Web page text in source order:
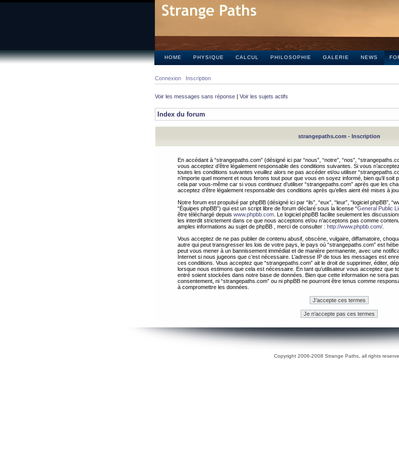
HOME PHYSIQUE CALCUL PHILOSOPHIE GALERIE NEWS
Connexion Inscription
Voir les messages sans réponse | Voir les sujets actifs
Index du forum
strangepaths.com - Inscription
En accédant à “strangepaths.com” (désigné ici par “nous”, “notre”, “nos”,
vous acceptez d’être légalement responsable des conditions suivantes. Si vous
toutes les conditions suivantes veuillez alors ne pas accéder et/ou utiliser
n’importe quel moment et nous ferons tout pour que vous en soyez informé, bien qu’il
cela par vous-même car si vous continuez d’utiliser “strangepaths.com” après que les
acceptez d’être légalement responsable des conditions après qu’elles aient été mises à
Notre forum est propulsé par phpBB (désigné ici par “ils”, “eux”, “leur”, “logiciel phpBB”,
“Équipes phpBB”) qui est un script libre de forum déclaré sous la license “General Public
être téléchargé depuis www.phpbb.com . Le logiciel phpBB facilite seulement les
les interdit strictement dans ce que nous acceptons et/ou n’acceptons pas comme
amples informations au sujet de phpBB , merci de consulter : http://www.phpbb.com/
Vous acceptez de ne pas publier de contenu abusif, obscène, vulgaire, diffamatoire,
autre qui peut transgresser les lois de votre pays, le pays où “strangepaths.com” est
peut vous mener à un bannissement immédiat et de manière permanente, avec une
Internet si nous jugeons que c’est nécessaire. L’adresse IP de tous les messages est
ces conditions. Vous acceptez que “strangepaths.com” ait le droit de supprimer, éditer,
lorsque nous estimons que cela est nécessaire. En tant qu’utilisateur vous acceptez que
entré soient stockées dans notre base de données. Bien que cette information ne sera
consentement, ni “strangepaths.com” ou ni phpBB ne pourront être tenus comme
à compromettre les données.
Copyright 2006-2008 Strange Paths, all rights